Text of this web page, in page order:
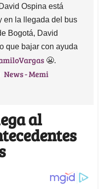
Ospina está
en la llegada del bus
Bogotá, David
que bajar con ayuda
😬.
News - Memi
al